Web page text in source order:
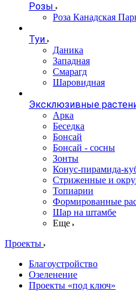
Розы
Роза Канадская
Туи
Даника
Западная
Смарагд
Шаровидная
Эксклюзивные
Арка
Беседка
Бонсай
Бонсай - сосны
Зонты
Конус-пирамида-
Стриженные и
Топиарии
Формированные
Шар на штамбе
Еще
Проекты
Благоустройство
Озеленение
Проекты «под ключ»